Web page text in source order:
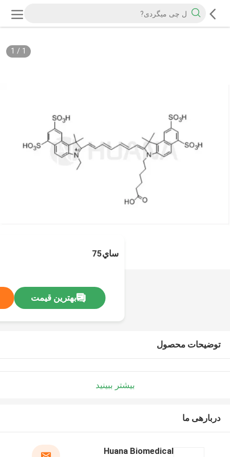
1
/
1
ساي75
بهترین قیمت
توضیحات محصول
بیشتر ببینید
دربارهی ما
Huana Biomedical